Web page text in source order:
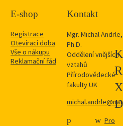
E-shop
Registrace
Otevírací doba
Vše o nákupu
Reklamační řád
Kontakt
Mgr. Michal Andrle,
Ph.D.
Oddělení vnějších
vztahů
Přírodovědecké
fakulty UK
Pro